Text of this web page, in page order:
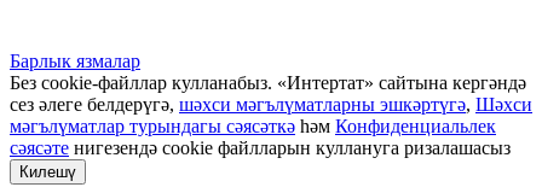
Барлык язмалар
Без cookie-файллар кулланабыз. «Интертат» сайтына кергәндә
сез әлеге белдерүгә, шәхси мәгълүматларны эшкәртүгә, Шәхси
мәгълүматлар турындагы сәясәткә һәм Конфиденциальлек
сәясәте нигезендә cookie файлларын куллануга ризалашасыз
Килешү